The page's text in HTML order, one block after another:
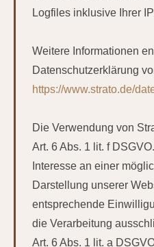
Logfiles inklusive Ihrer
Weitere Informationen
Datenschutzerklärung
https://www.strato.de/
Die Verwendung von
Art. 6 Abs. 1 lit. f
Interesse an einer
Darstellung unserer
entsprechende
die Verarbeitung
Art. 6 Abs. 1 lit. a